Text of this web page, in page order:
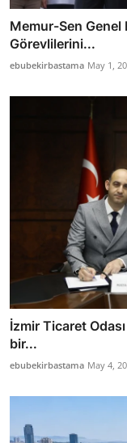
Memur-Sen Genel
Görevlilerini...
ebubekirbastama May 1,
İzmir Ticaret
bir...
ebubekirbastama May 4,